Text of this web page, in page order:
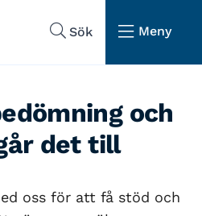
Sök
Meny
och
det till
oss för att få stöd och